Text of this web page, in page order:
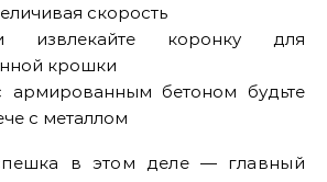
скорость
извлекайте коронку для
крошки
бетоном будьте
с металлом
в этом деле — главный